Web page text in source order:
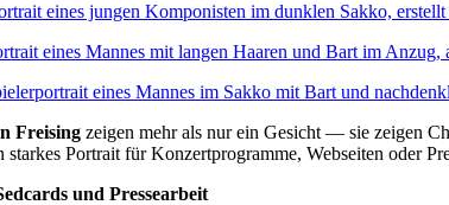
Freising zeigen mehr als nur ein Gesicht — sie zeigen
starkes Portrait für Konzertprogramme, Webseiten oder
und Pressearbeit